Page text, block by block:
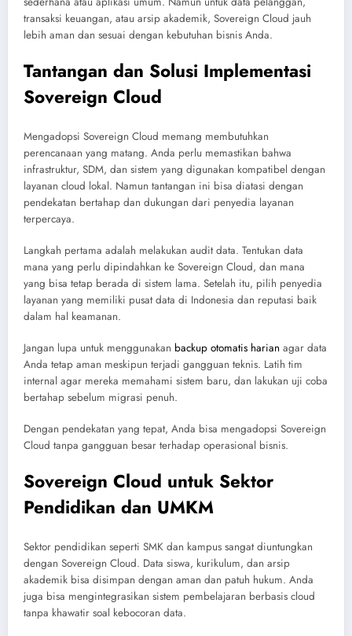
transaksi keuangan, atau arsip akademik, Sovereign Cloud jauh
lebih aman dan sesuai dengan kebutuhan bisnis Anda.
Tantangan dan Solusi Implementasi
Sovereign Cloud
Mengadopsi Sovereign Cloud memang membutuhkan
perencanaan yang matang. Anda perlu memastikan bahwa
infrastruktur, SDM, dan sistem yang digunakan kompatibel dengan
layanan cloud lokal. Namun tantangan ini bisa diatasi dengan
pendekatan bertahap dan dukungan dari penyedia layanan
terpercaya.
Langkah pertama adalah melakukan audit data. Tentukan data
mana yang perlu dipindahkan ke Sovereign Cloud, dan mana
yang bisa tetap berada di sistem lama. Setelah itu, pilih penyedia
layanan yang memiliki pusat data di Indonesia dan reputasi baik
dalam hal keamanan.
Jangan lupa untuk menggunakan backup otomatis harian agar data
Anda tetap aman meskipun terjadi gangguan teknis. Latih tim
internal agar mereka memahami sistem baru, dan lakukan uji coba
bertahap sebelum migrasi penuh.
Dengan pendekatan yang tepat, Anda bisa mengadopsi Sovereign
Cloud tanpa gangguan besar terhadap operasional bisnis.
Sovereign Cloud untuk Sektor
Pendidikan dan UMKM
Sektor pendidikan seperti SMK dan kampus sangat diuntungkan
dengan Sovereign Cloud. Data siswa, kurikulum, dan arsip
akademik bisa disimpan dengan aman dan patuh hukum. Anda
juga bisa mengintegrasikan sistem pembelajaran berbasis cloud
tanpa khawatir soal kebocoran data.